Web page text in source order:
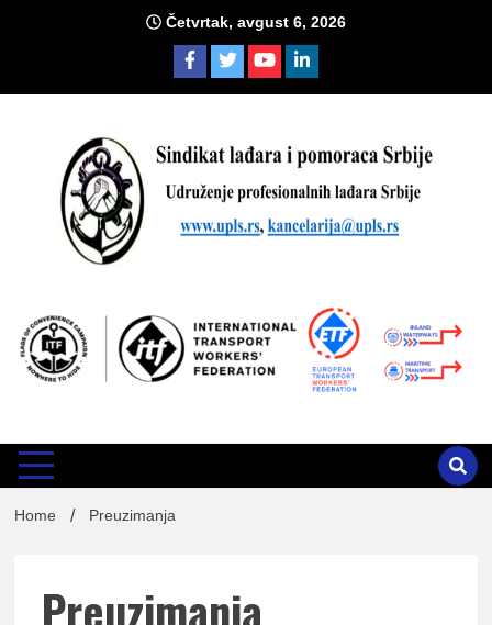
Četvrtak, avgust 6, 2026
lađara i pomoraca Srbije
Home Preuzimanja
Preuzimanja